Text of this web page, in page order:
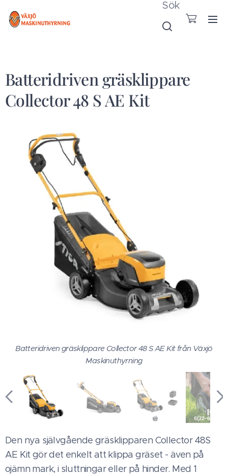
Sök
Batteridriven gräsklippare
Collector 48 S AE Kit
Batteridriven gräsklippare Collector 48 S AE Kit från Växjö
Maskinuthyrning
Den nya självgående gräsklipparen Collector 48S
AE Kit gör det enkelt att klippa gräset - även på
ojämn mark, i sluttningar eller på hinder. Med 1